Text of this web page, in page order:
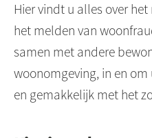
Hier vindt u alles over
het melden van
samen met andere
woonomgeving, in en
en gemakkelijk met het